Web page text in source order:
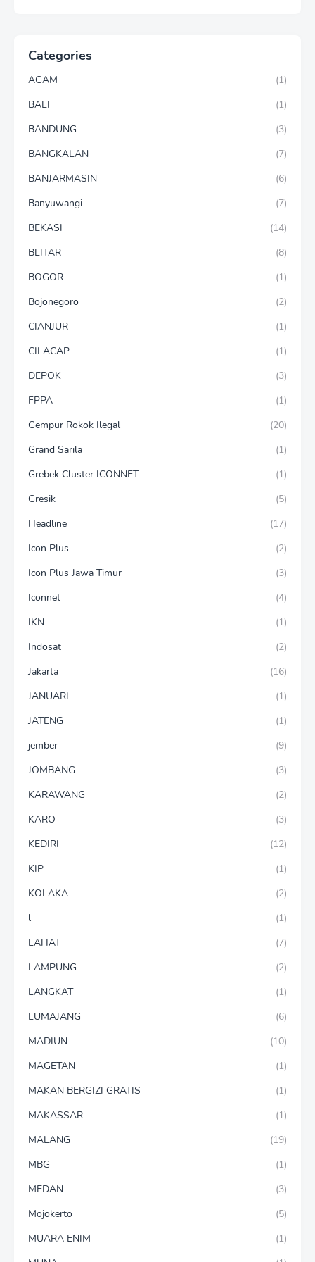
Categories
AGAM
(1)
BALI
(1)
BANDUNG
(3)
BANGKALAN
(7)
BANJARMASIN
(6)
Banyuwangi
(7)
BEKASI
(14)
BLITAR
(8)
BOGOR
(1)
Bojonegoro
(2)
CIANJUR
(1)
CILACAP
(1)
DEPOK
(3)
FPPA
(1)
Gempur Rokok Ilegal
(20)
Grand Sarila
(1)
Grebek Cluster ICONNET
(1)
Gresik
(5)
Headline
(17)
Icon Plus
(2)
Icon Plus Jawa Timur
(3)
Iconnet
(4)
IKN
(1)
Indosat
(2)
Jakarta
(16)
JANUARI
(1)
JATENG
(1)
jember
(9)
JOMBANG
(3)
KARAWANG
(2)
KARO
(3)
KEDIRI
(12)
KIP
(1)
KOLAKA
(2)
l
(1)
LAHAT
(7)
LAMPUNG
(2)
LANGKAT
(1)
LUMAJANG
(6)
MADIUN
(10)
MAGETAN
(1)
MAKAN BERGIZI GRATIS
(1)
MAKASSAR
(1)
MALANG
(19)
MBG
(1)
MEDAN
(3)
Mojokerto
(5)
MUARA ENIM
(1)